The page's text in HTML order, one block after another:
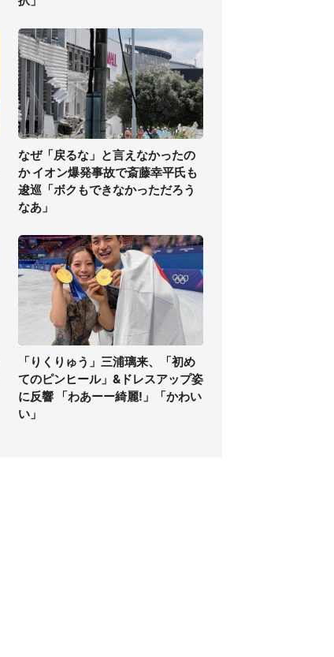
なぜ「戻るな」と言えなかったの
か イオン爆発事故で斎藤幸平氏も
逡巡「ボクもできなかっただろう
なあ」
「りくりゅう」三浦璃来、「初め
てのピンヒール」&ドレスアップ姿
に反響 「わあーー綺麗!」「かわい
い」